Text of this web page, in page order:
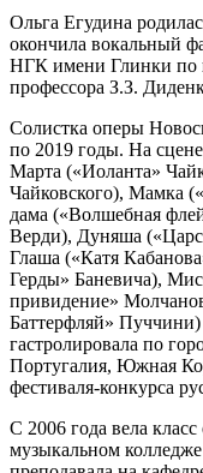
Ольга Егудина
окончила вокальный
НГК имени Глинки по
профессора З.З.
Солистка оперы
по 2019 годы. На
Марта («Иоланта»
Чайковского), Мамка
дама («Волшебная
Верди), Дуняша
Глаша («Катя
Герды» Баневича),
привидение»
Баттерфляй» Пуччини)
гастролировала по
Португалия, Южная
фестиваля-конкурса
С 2006 года вела
музыкальном